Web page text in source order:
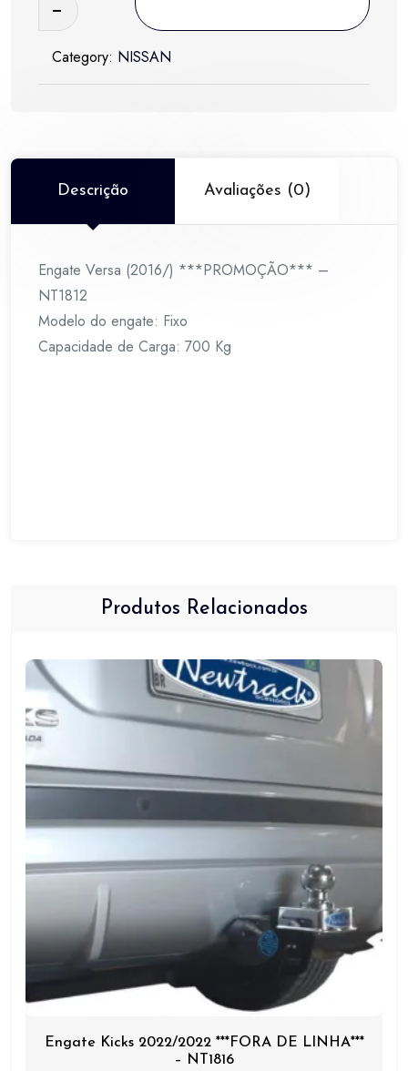
(2016/)
***PROMOÇÃO***
-
NT1812
Category: NISSAN
Descrição Avaliações (0)
Engate Versa (2016/) ***PROMOÇÃO*** –
NT1812
Modelo do engate: Fixo
Capacidade de Carga: 700 Kg
Produtos Relacionados
Engate Kicks 2022/2022 ***FORA DE LINHA***
– NT1816